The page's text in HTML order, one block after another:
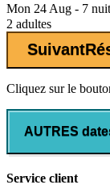
Mon 24 Aug - 7
2 adultes
Suivant
Cliquez sur le
AUTRES
Service client